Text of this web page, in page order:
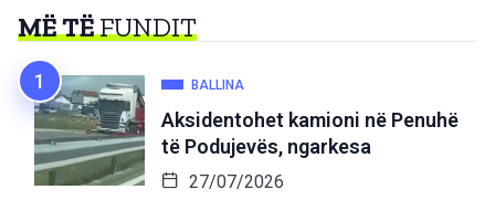
MË TËFUNDIT
BALLINA
Aksidentohet kamioni në Penuhë
të Podujevës, ngarkesa
27/07/2026